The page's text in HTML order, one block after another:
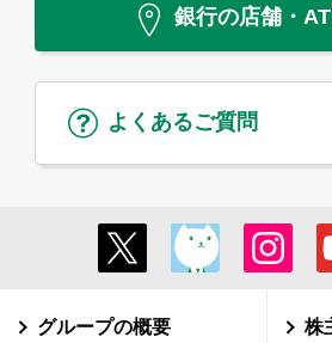
銀行の店舗・
よくあるご質問
グループの概要 株